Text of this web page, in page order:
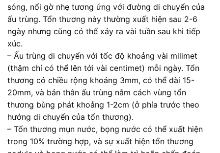
sóng, nổi gờ nhẹ tương ứng với đường di chuyển của
ấu trùng. Tổn thương này thường xuất hiện sau 2-6
ngày nhưng cũng có thể xảy ra vài tuần sau khi tiếp
xúc.
– Ấu trùng di chuyển với tốc độ khoảng vài milimet
(thậm chí có thể lên tới vài centimet) mỗi ngày. Tổn
thương có chiều rộng khoảng 3mm, có thể dài 15-
20mm, và bản thân ấu trùng nằm cách vùng tổn
thương bùng phát khoảng 1-2cm (ở phía trước theo
hướng di chuyển của tổn thương).
– Tổn thương mụn nước, bọng nước có thể xuất hiện
trong 10% trường hợp, và sự xuất hiện tổn thương